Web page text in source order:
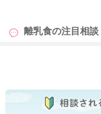
２週間に１度くらいお
離乳食の注目相談